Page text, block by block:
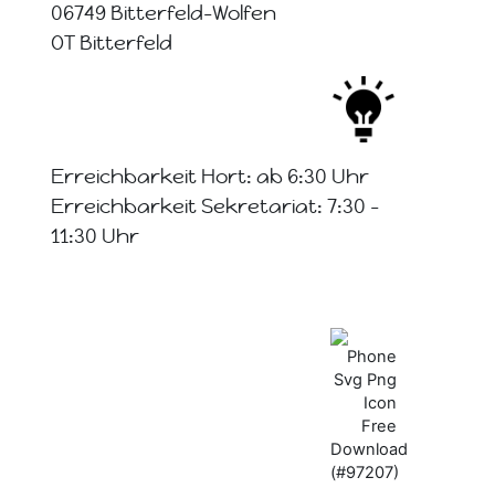
06749 Bitterfeld-Wolfen
OT Bitterfeld
Erreichbarkeit Hort: ab 6:30 Uhr
Erreichbarkeit Sekretariat: 7:30 -
11:30 Uhr